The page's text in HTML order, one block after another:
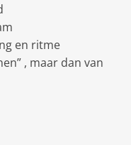
en ritme
, maar dan van